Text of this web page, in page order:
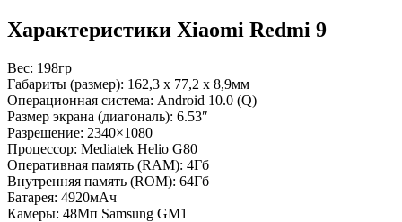
Характеристики Xiaomi Redmi 9
Вес: 198гр
Габариты (размер): 162,3 х 77,2 х 8,9мм
Операционная система: Android 10.0 (Q)
Размер экрана (диагональ): 6.53″
Разрешение: 2340×1080
Процессор: Mediatek Helio G80
Оперативная память (RAM): 4Гб
Внутренняя память (ROM): 64Гб
Батарея: 4920мАч
Камеры: 48Мп Samsung GM1